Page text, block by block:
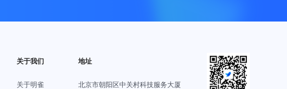
关于我们
关于明雀
地址
北京市朝阳区中关村科技服务大厦